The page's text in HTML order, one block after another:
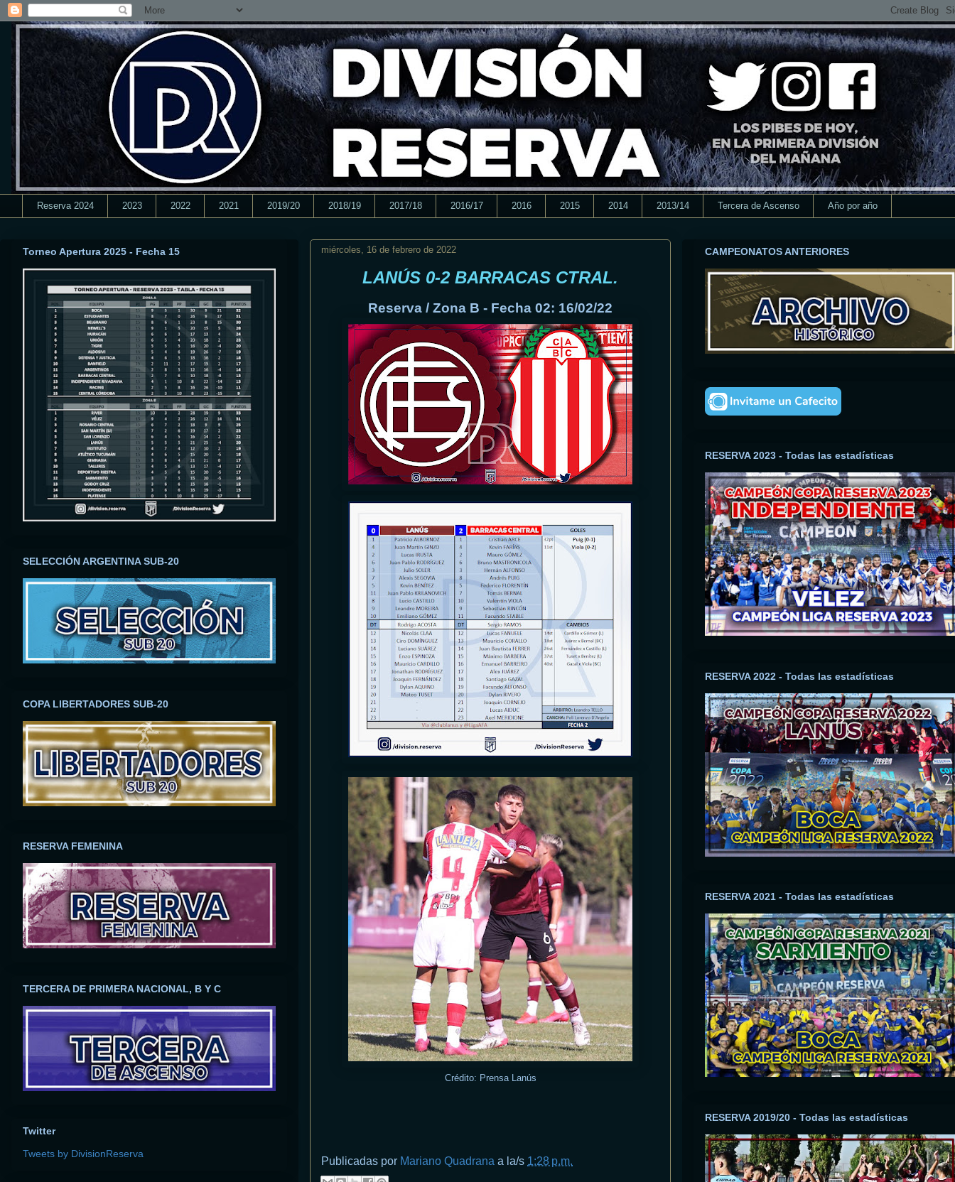
Reserva 2024 2023 2022 2021 2019/20 2018/19 2017/18 2016/17 2016 2015 2014 2013/14 Tercera de Ascenso Año por año
miércoles, 16 de febrero de 2022
LANÚS 0-2 BARRACAS CTRAL.
Reserva / Zona B - Fecha 02: 16/02/22
Crédito: Prensa Lanús
Publicadas por Mariano Quadrana a la/s 1:28 p.m.
Torneo Apertura 2025 - Fecha 15
SELECCIÓN ARGENTINA SUB-20
COPA LIBERTADORES SUB-20
RESERVA FEMENINA
TERCERA DE PRIMERA NACIONAL, B Y C
Twitter
Tweets by DivisionReserva
CAMPEONATOS ANTERIORES
RESERVA 2023 - Todas las estadísticas
RESERVA 2022 - Todas las estadísticas
RESERVA 2021 - Todas las estadísticas
RESERVA 2019/20 - Todas las estadísticas